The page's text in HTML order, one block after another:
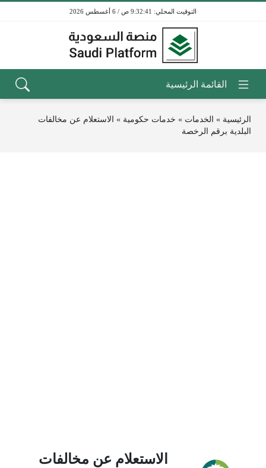
9:32:41 ص / 6 أغسطس 2026
الرئيسية » الخدمات » خدمات حكومية » الاستعلام عن مخالفات
البلدية برقم الرخصة
الاستعلام عن مخالفات